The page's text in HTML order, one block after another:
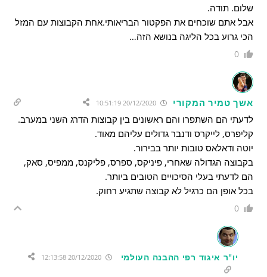
שלום. תודה.
אבל אתם שוכחים את הפקטור הבריאותי.אחת הקבוצות עם המזל
הכי גרוע בכל הליגה בנושא הזה…
0
אשך טמיר המקורי
לדעתי הם השתפרו והם ראשונים בין קבוצות הדרג השני במערב.
קליפרס, לייקרס ודנבר גדולים עליהם מאוד.
יוטה ודאלאס טובות יותר בבירור.
בקבוצה הגדולה שאחרי, פיניקס, ספרס, פליקנס, ממפיס, סאק,
הם לדעתי בעלי הסיכויים הטובים ביותר.
בכל אופן הם כרגיל לא קבוצה שתגיע רחוק.
0
יו"ר איגוד רפי ההבנה העולמי 20/12/2020 12:13:58